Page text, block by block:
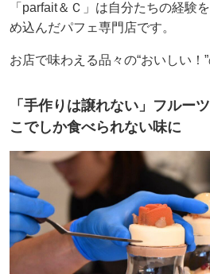
「parfait＆Ｃ」は自分たちの経験
め込んだパフェ専門店です。
お店で味わえる品々の“おいしい！
「手作りは譲れない」フルー
こでしか食べられない味に